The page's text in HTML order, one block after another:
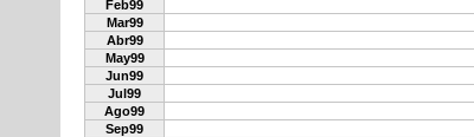
Feb99
Mar99
Abr99
May99
Jun99
Jul99
Ago99
Sep99